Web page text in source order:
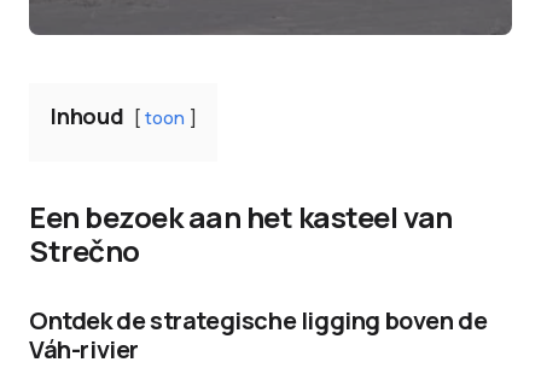
Inhoud toon
Een bezoek aan het kasteel van
Strečno
Ontdek de strategische ligging boven de
Váh-rivier